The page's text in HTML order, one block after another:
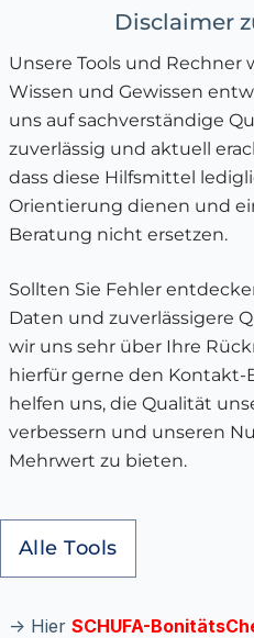
Disclaimer
Unsere Tools und
Wissen und Gewissen
uns auf sachverständige
zuverlässig und aktuell
dass diese Hilfsmittel
Orientierung dienen und
Beratung nicht ersetzen.
Sollten Sie Fehler
Daten und zuverlässigere
wir uns sehr über Ihre
hierfür gerne den Kontakt-
helfen uns, die Qualität
verbessern und unseren
Mehrwert zu bieten.
Alle Tools
-> Hier SCHUFA-